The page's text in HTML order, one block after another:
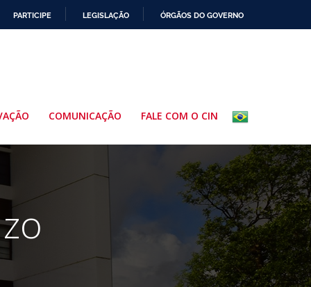
PARTICIPE LEGISLAÇÃO ÓRGÃOS DO GOVERNO
COMUNICAÇÃO FALE COM O CIN